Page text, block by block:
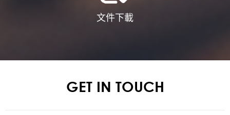
文件下載
GET IN TOUCH